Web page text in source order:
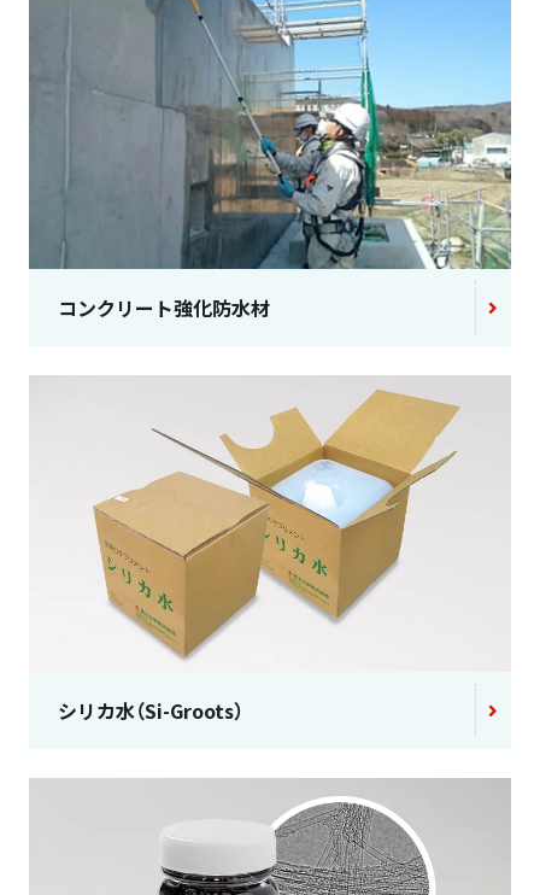
コンクリート強化防水材
シリカ水（Si-Groots）